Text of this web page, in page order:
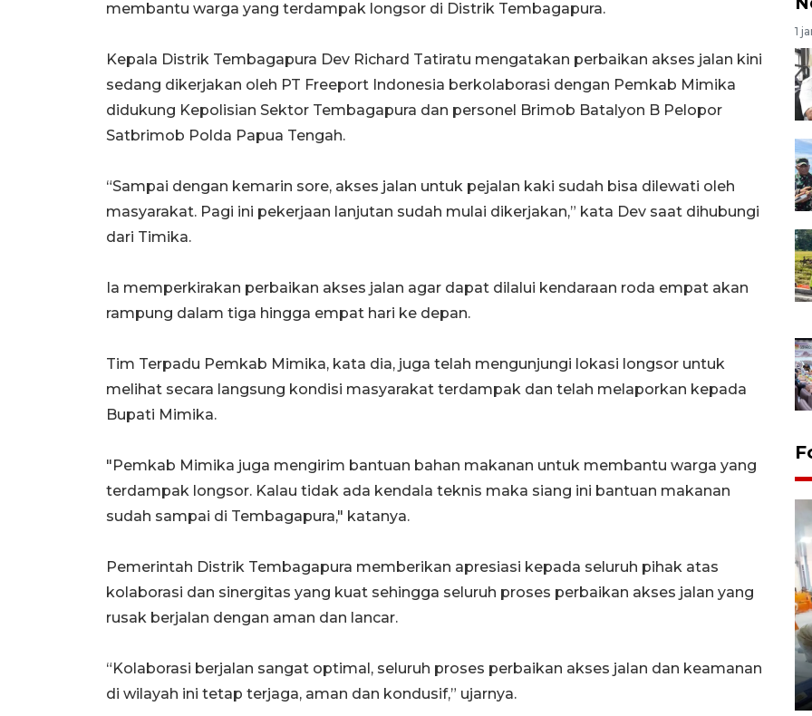
membantu warga yang terdampak longsor di Distrik Tembagapura.
Kepala Distrik Tembagapura Dev Richard Tatiratu mengatakan perbaikan akses jalan kini
sedang dikerjakan oleh PT Freeport Indonesia berkolaborasi dengan Pemkab Mimika
didukung Kepolisian Sektor Tembagapura dan personel Brimob Batalyon B Pelopor
Satbrimob Polda Papua Tengah.
“Sampai dengan kemarin sore, akses jalan untuk pejalan kaki sudah bisa dilewati oleh
masyarakat. Pagi ini pekerjaan lanjutan sudah mulai dikerjakan,” kata Dev saat dihubungi
dari Timika.
Ia memperkirakan perbaikan akses jalan agar dapat dilalui kendaraan roda empat akan
rampung dalam tiga hingga empat hari ke depan.
Tim Terpadu Pemkab Mimika, kata dia, juga telah mengunjungi lokasi longsor untuk
melihat secara langsung kondisi masyarakat terdampak dan telah melaporkan kepada
Bupati Mimika.
"Pemkab Mimika juga mengirim bantuan bahan makanan untuk membantu warga yang
terdampak longsor. Kalau tidak ada kendala teknis maka siang ini bantuan makanan
sudah sampai di Tembagapura," katanya.
Pemerintah Distrik Tembagapura memberikan apresiasi kepada seluruh pihak atas
kolaborasi dan sinergitas yang kuat sehingga seluruh proses perbaikan akses jalan yang
rusak berjalan dengan aman dan lancar.
“Kolaborasi berjalan sangat optimal, seluruh proses perbaikan akses jalan dan keamanan
di wilayah ini tetap terjaga, aman dan kondusif,” ujarnya.
1
Narama